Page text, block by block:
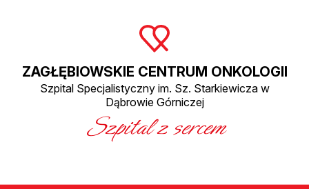
ZAGŁĘBIOWSKIE CENTRUM ONKOLOGII
Szpital Specjalistyczny im. Sz. Starkiewicza w
Dąbrowie Górniczej
Szpital z sercem